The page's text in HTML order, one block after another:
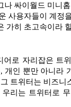
나 싸이월드 미니
사용자들이 계정
가히 초고속이라
어로 자리잡은 트
, 개인 뿐만 아니라
그 트위터는 비즈니
우리는 트위터로